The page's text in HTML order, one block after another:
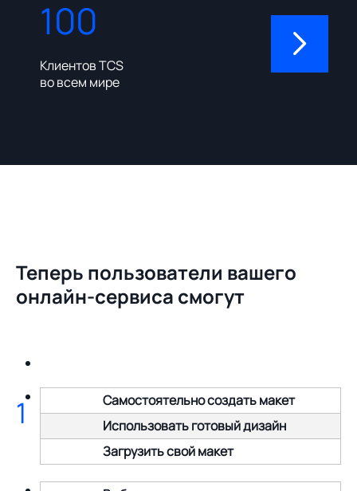
100
Клиентов TCS
во всем мире
310
Теперь пользователи вашего
онлайн-сервиса смогут
Самостоятельно создать макет
Использовать готовый дизайн
Загрузить свой макет
1